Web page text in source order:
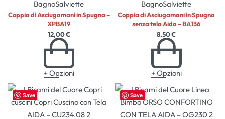
BagnoSalviette
Coppia di Asciugamani in Spugna –
XPBA19
12,00€
+ Opzioni
BagnoSalviette
Coppia di Asciugamani in Spugna
senza tela Aida – BA136
8,50€
+ Opzioni
Save Save